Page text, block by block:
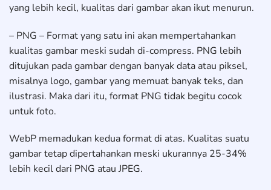
yang lebih kecil, kualitas dari gambar akan ikut menurun.
– PNG – Format yang satu ini akan mempertahankan
kualitas gambar meski sudah di-compress. PNG lebih
ditujukan pada gambar dengan banyak data atau piksel,
misalnya logo, gambar yang memuat banyak teks, dan
ilustrasi. Maka dari itu, format PNG tidak begitu cocok
untuk foto.
WebP memadukan kedua format di atas. Kualitas suatu
gambar tetap dipertahankan meski ukurannya 25-34%
lebih kecil dari PNG atau JPEG.